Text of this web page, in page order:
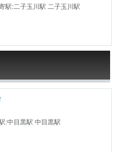
駅:二子玉川駅 二子玉川駅
:中目黒駅 中目黒駅